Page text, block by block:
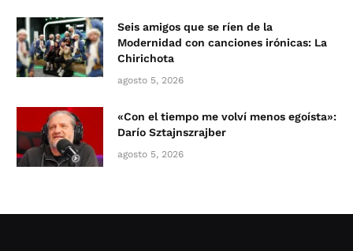
Seis amigos que se ríen de la
Modernidad con canciones irónicas: La
Chirichota
agosto 5, 2026
«Con el tiempo me volví menos egoísta»:
Darío Sztajnszrajber
agosto 5, 2026